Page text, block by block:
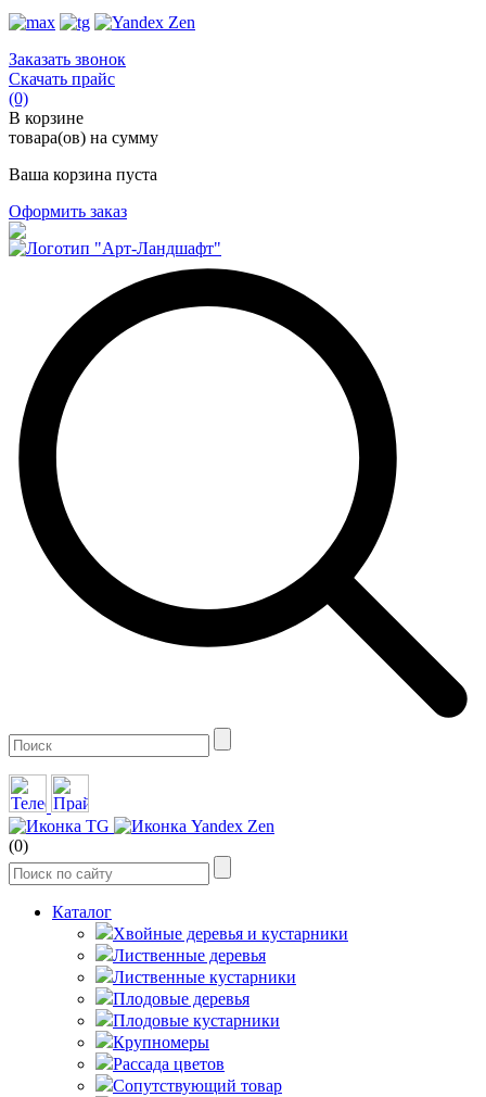
Заказать звонок
Скачать прайс
(0)
В корзине
товара(ов) на сумму
Ваша корзина пуста
Оформить заказ
(0)
Каталог
Хвойные деревья и кустарники
Лиственные деревья
Лиственные кустарники
Плодовые деревья
Плодовые кустарники
Крупномеры
Рассада цветов
Сопутствующий товар